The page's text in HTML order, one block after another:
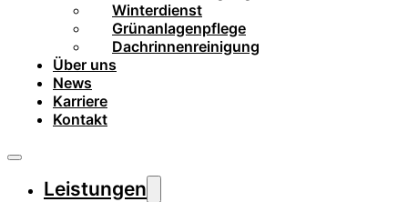
Winterdienst
Grünanlagenpflege
Dachrinnenreinigung
Über uns
News
Karriere
Kontakt
Leistungen